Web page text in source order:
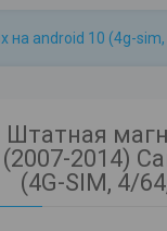
на android 10 (4g-
Штатная
(2007-2014)
(4G-SIM, 4/